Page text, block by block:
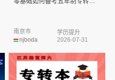
njboda
南京市
学历提升
2026-07-31